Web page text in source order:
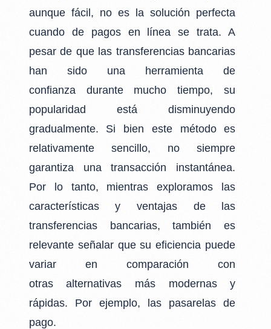
aunque fácil, no es la solución perfecta
cuando de pagos en línea se trata. A
pesar de que las transferencias bancarias
han sido una herramienta de
confianza durante mucho tiempo, su
popularidad está disminuyendo
gradualmente. Si bien este método es
relativamente sencillo, no siempre
garantiza una transacción instantánea.
Por lo tanto, mientras exploramos las
características y ventajas de las
transferencias bancarias, también es
relevante señalar que su eficiencia puede
variar en comparación con
otras alternativas más modernas y
rápidas. Por ejemplo, las pasarelas de
pago.